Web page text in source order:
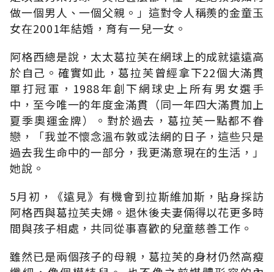
做一個男人、一個父親。」這對令人稱羨的金童玉
女在2001年結婚，育有一兒一女。
阿格西總是說，太太葛拉芙在網球上的成就遠遠高
於自己。確實如此，葛拉芙曾經拿下22個大滿貫
單打冠軍，1988年創下網球史上所有男女選手
中，至今唯一的年度金滿貫（同一年四大滿貫加上
夏季奧運金牌）。對於過去，葛拉芙一點都不眷
戀，「我並不懷念溫布敦或法網的日子，這些只是
過去我生命中的一部分，我更滿意現在的生活，」
她說。
5月初，《遠見》有機會到拉斯維加斯，貼身採訪
阿格西與葛拉芙夫婦。退休後夫妻倆得以花更多時
間與孩子相處，共同從事喜歡的兒童慈善工作。
雖然已是兩個孩子的母親，葛拉芙的身材仍然高瘦